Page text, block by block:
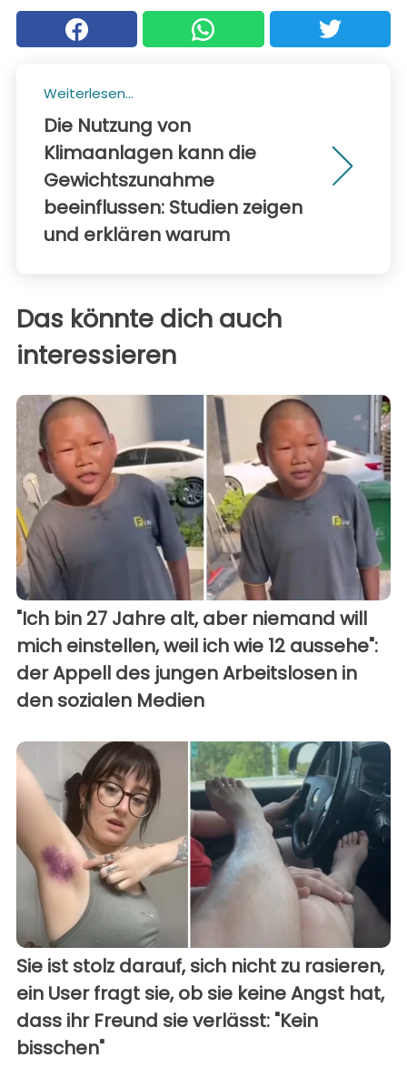
Weiterlesen...
Die Nutzung von
Klimaanlagen kann die
Gewichtszunahme
beeinflussen: Studien zeigen
und erklären warum
Das könnte dich auch
interessieren
"Ich bin 27 Jahre alt, aber niemand will
mich einstellen, weil ich wie 12 aussehe":
der Appell des jungen Arbeitslosen in
den sozialen Medien
Sie ist stolz darauf, sich nicht zu rasieren,
ein User fragt sie, ob sie keine Angst hat,
dass ihr Freund sie verlässt: "Kein
bisschen"